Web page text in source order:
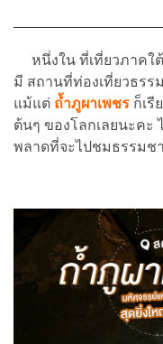
หนึ่งใน ที่เที่ยวภาคใต้
มี สถานที่ท่องเที่ยวธรร
แม้แต่ ถ้ำภูผาเพชร ก็เรี
ต้นๆ ของโลกเลยนะคะ
พลาดที่จะไปชมธรรมช